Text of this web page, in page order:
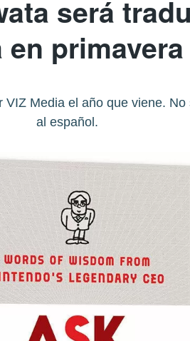
será
primavera
Media el año que viene.
al español.